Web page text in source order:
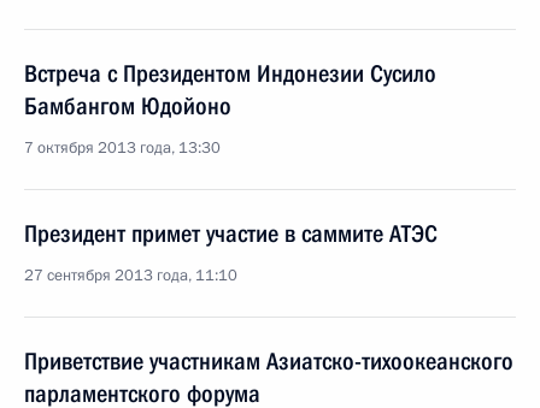
Встреча с Президентом Индонезии Сусило
Бамбангом Юдойоно
7 октября 2013 года, 13:30
Президент примет участие в саммите АТЭС
27 сентября 2013 года, 11:10
Приветствие участникам Азиатско-тихоокеанского
парламентского форума